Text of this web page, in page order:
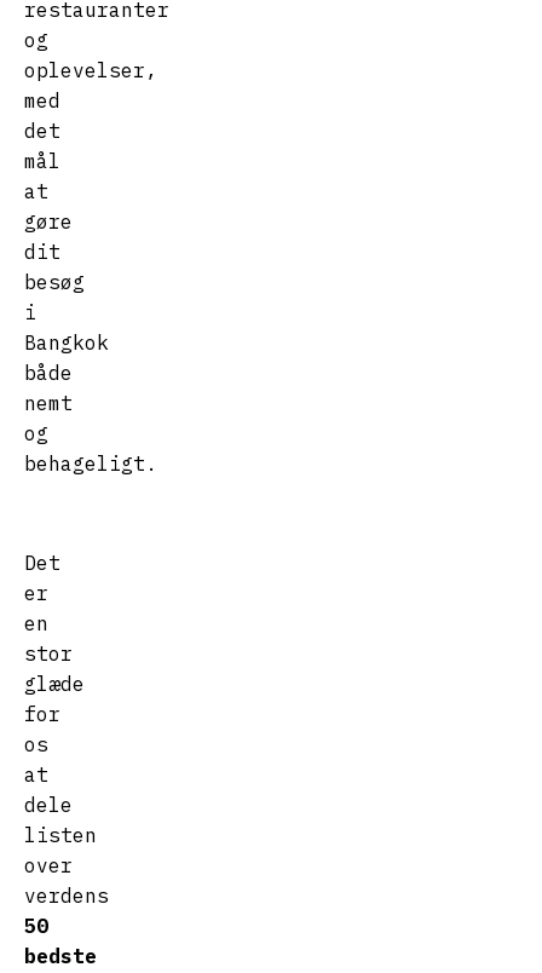
restauranter
og
oplevelser,
med
det
mål
at
gøre
dit
besøg
i
Bangkok
både
nemt
og
behageligt.
Det
er
en
stor
glæde
for
os
at
dele
listen
over
verdens
50
bedste